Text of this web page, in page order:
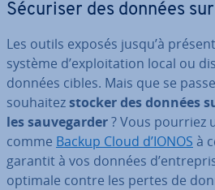
Sécuriser des données
Les outils exposés jusqu’à
système d’ex­ploi­ta­tion local ou
données cibles. Mais que se
souhaitezstocker des données
les sau­ve­gar­der? Vous pourriez
comme Backup Cloud d’IONOS à
garantit à vos données
optimale contre les pertes de